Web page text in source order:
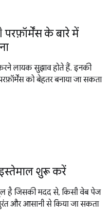
के बारे में
लायक सुझाव होते हैं. इनकी
को बेहतर बनाया जा सकता
शुरू करें
है जिसकी मदद से, किसी वेब पेज
और आसानी से किया जा सकता